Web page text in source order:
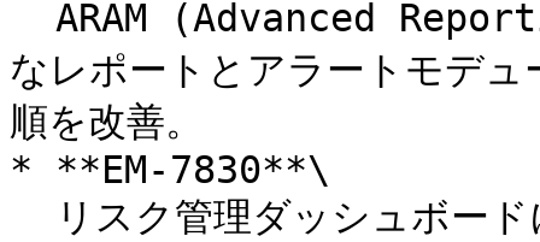
なレポートとアラートモデ
順を改善。
* **EM-7830**\